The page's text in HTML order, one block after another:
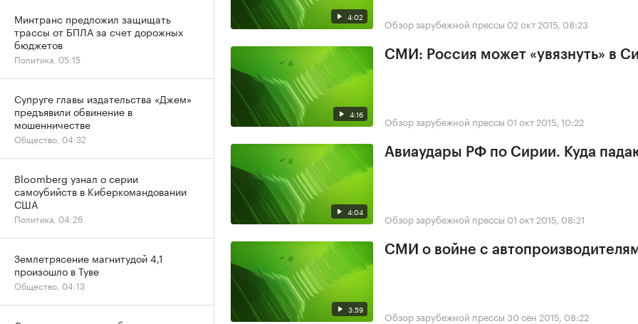
4:02 Обзор зарубежной прессы 02 окт 2015, 08:23
4:16
СМИ: Россия может «увязнуть» в
Обзор зарубежной прессы 01 окт 2015, 10:22
4:04
Авиаудары РФ по Сирии. Куда
Обзор зарубежной прессы 01 окт 2015, 08:21
3:59
СМИ о войне с
Обзор зарубежной прессы 30 сен 2015, 08:22
Минтранс предложил защищать
трассы от БПЛА за счет дорожных
бюджетов
Политика, 05:15
Супруге главы издательства «Джем»
предъявили обвинение в
мошенничестве
Общество, 04:32
Bloomberg узнал о серии
самоубийств в Киберкомандовании
США
Политика, 04:26
Землетрясение магнитудой 4,1
произошло в Туве
Общество, 04:13